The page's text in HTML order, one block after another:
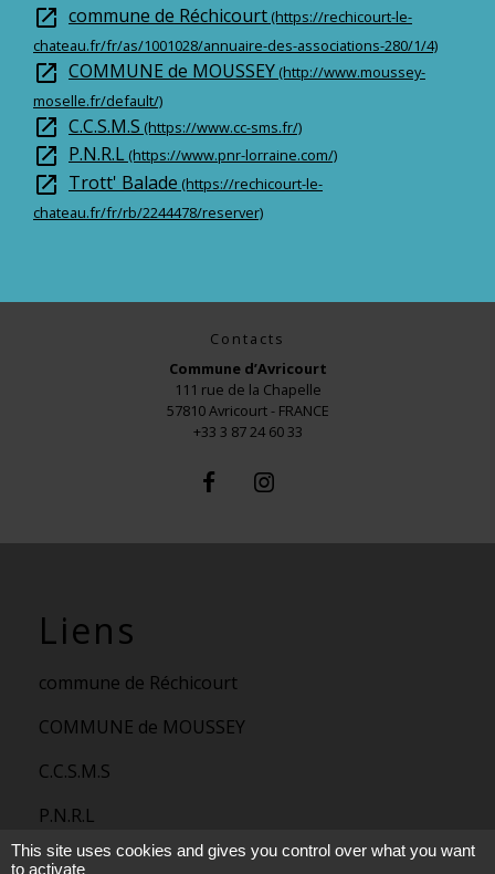
open_in_new commune de Réchicourt (https://rechicourt-le-
chateau.fr/fr/as/1001028/annuaire-des-associations-280/1/4)
open_in_new COMMUNE de MOUSSEY (http://www.moussey-
moselle.fr/default/)
open_in_new C.C.S.M.S (https://www.cc-sms.fr/)
open_in_new P.N.R.L (https://www.pnr-lorraine.com/)
open_in_new Trott' Balade (https://rechicourt-le-
chateau.fr/fr/rb/2244478/reserver)
Contacts
Commune d’Avricourt
111 rue de la Chapelle
57810 Avricourt - FRANCE
+33 3 87 24 60 33
Liens
commune de Réchicourt
COMMUNE de MOUSSEY
C.C.S.M.S
P.N.R.L
Trott' Balade
This site uses cookies and gives you control over what you want
to activate